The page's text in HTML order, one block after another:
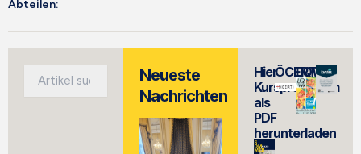
Abteilen:
Suche
Neueste
Nachrichten
Hier
Kursprogramm
als
PDF
herunterladen
ÖCERT
LQWK